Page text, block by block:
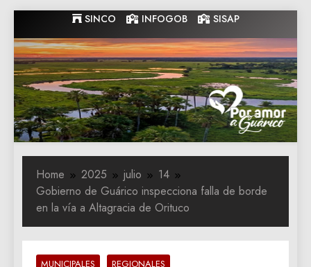
to
content
SINCO INFOGOB SISAP
Gobernacion
de Guarico
Gobernacion de Guarico
Home 2025 julio
14
Gobierno de Guárico inspecciona falla de borde
en la vía a Altagracia de Orituco
MUNICIPALES REGIONALES